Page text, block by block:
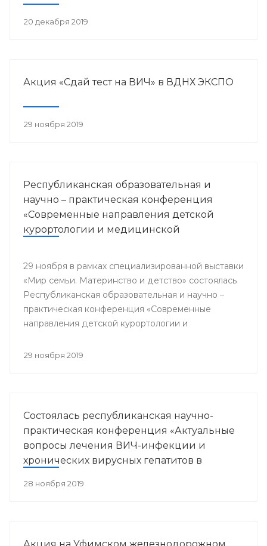
20 декабря 2019
Акция «Сдай тест на ВИЧ» в ВДНХ ЭКСПО
29 ноября 2019
Республиканская образовательная и
научно – практическая конференция
«Современные направления детской
курортологии и медицинской
29 ноября в рамках специализированной выставки
«Мир семьи. Материнство и детство» состоялась
Республиканская образовательная и научно –
практическая конференция «Современные
направления детской курортологии и
29 ноября 2019
Состоялась республиканская научно-
практическая конференция «Актуальные
вопросы лечения ВИЧ-инфекции и
хронических вирусных гепатитов в
28 ноября 2019